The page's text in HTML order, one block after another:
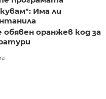
Има ли
обявен оранжев код за